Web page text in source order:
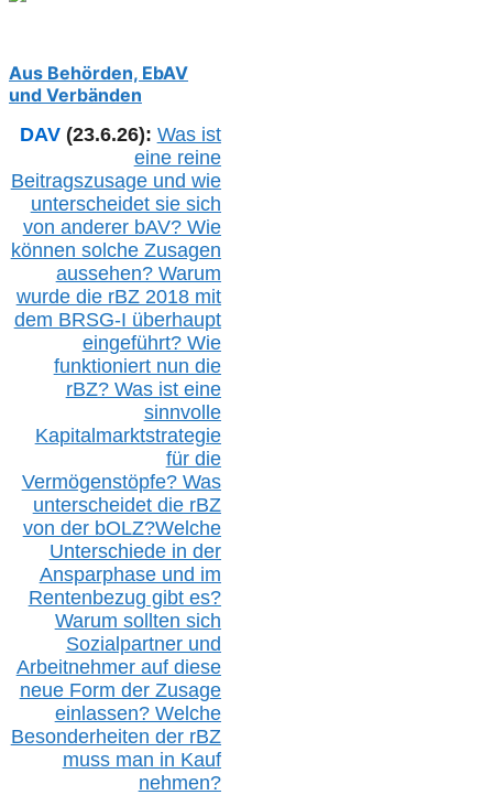
Aus Behörden, EbAV
und Verbänden
DAV (23.6.26): Was ist
eine reine
Beitragszusage und wie
unterscheidet sie sich
von anderer bAV? Wie
können solche Zusagen
aussehen? Warum
wurde die rBZ2018 mit
dem BRSG-I überhaupt
eingeführt? Wie
funktioniert nun die
rBZ? Was ist eine
sinnvolle
Kapitalmarktstrategie
für die
Vermögenstöpfe? Was
unterscheidet die rBZ
von der bOLZ?Welche
Unterschiede in der
Ansparphase und im
Rentenbezug gibt es?
Warum sollten sich
Sozialpartner und
Arbeitnehmer auf diese
neue Form der Zusage
einlassen? Welche
Besonderheiten der rBZ
muss man in Kauf
nehmen?